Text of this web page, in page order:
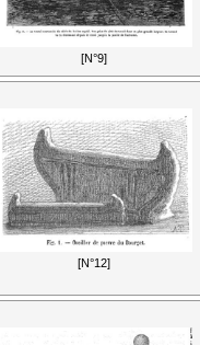
[N°9]
[N°12]